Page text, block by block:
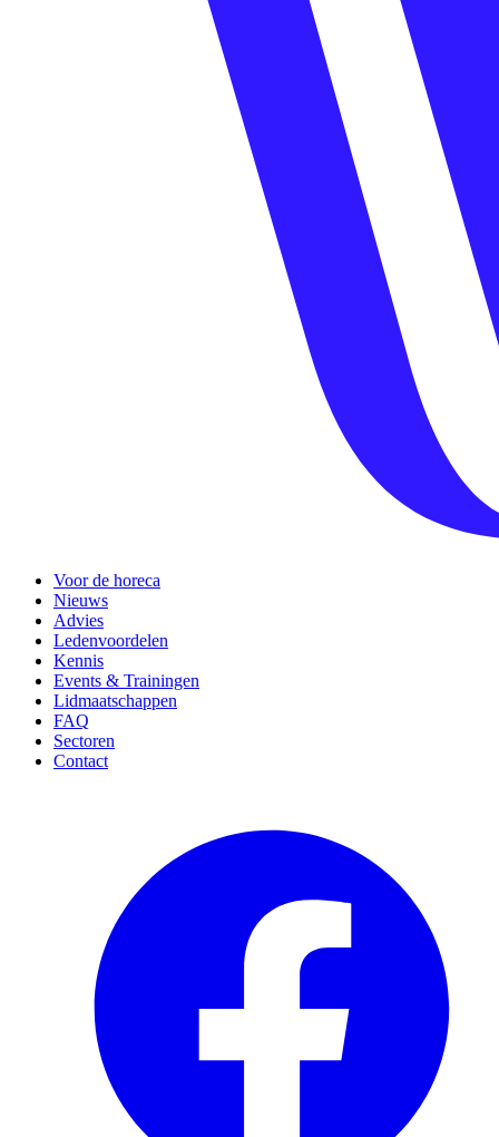
Voor de horeca
Nieuws
Advies
Ledenvoordelen
Kennis
Events & Trainingen
Lidmaatschappen
FAQ
Sectoren
Contact